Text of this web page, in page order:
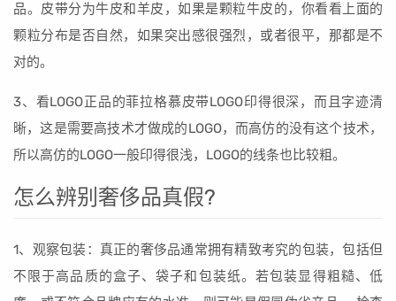
品。皮带分为牛皮和羊皮，如果是颗粒牛皮的，你看看上面的
颗粒分布是否自然，如果突出感很强烈，或者很平，那都是不
对的。
3、看LOGO正品的菲拉格慕皮带LOGO印得很深，而且字迹清
晰，这是需要高技术才做成的LOGO，而高仿的没有这个技术，
所以高仿的LOGO一般印得很浅，LOGO的线条也比较粗。
怎么辨别奢侈品真假?
1、观察包装：真正的奢侈品通常拥有精致考究的包装，包括但
不限于高品质的盒子、袋子和包装纸。若包装显得粗糙、低